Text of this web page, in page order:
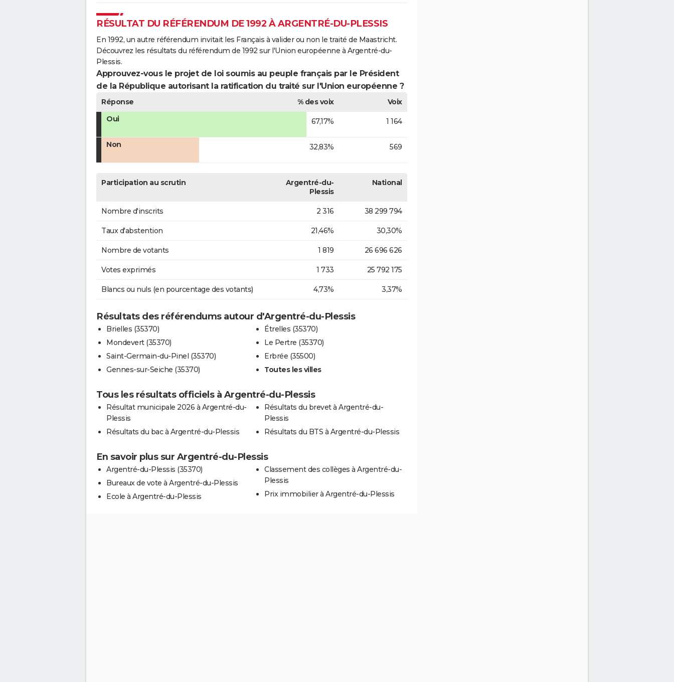
RÉSULTAT DU RÉFÉRENDUM DE 1992 À ARGENTRÉ-DU-PLESSIS
En 1992, un autre référendum invitait les Français à valider ou non le traité de Maastricht.
Découvrez les résultats du référendum de 1992 sur l'Union européenne à Argentré-du-
Plessis.
Approuvez-vous le projet de loi soumis au peuple français par le Président
de la République autorisant la ratification du traité sur l'Union européenne ?
Réponse % des voix
Voix
Oui
67,17% 1 164
Non 32,83% 569
Participation au scrutin
Argentré-du-
Plessis
National
Nombre d'inscrits 2 316 38 299 794
Taux d'abstention 21,46% 30,30%
Nombre de votants 1 819 26 696 626
Votes exprimés 1 733 25 792 175
Blancs ou nuls (en pourcentage des votants) 4,73% 3,37%
Résultats des référendums autour d'Argentré-du-Plessis
Brielles (35370)
Mondevert (35370)
Saint-Germain-du-Pinel (35370)
Gennes-sur-Seiche (35370)
Étrelles (35370)
Le Pertre (35370)
Erbrée (35500)
Toutes les villes
Tous les résultats officiels à Argentré-du-Plessis
Résultat municipale 2026 à Argentré-du-
Plessis
Résultats du bac à Argentré-du-Plessis
Résultats du brevet à Argentré-du-
Plessis
Résultats du BTS à Argentré-du-Plessis
En savoir plus sur Argentré-du-Plessis
Argentré-du-Plessis (35370)
Bureaux de vote à Argentré-du-Plessis
Ecole à Argentré-du-Plessis
Classement des collèges à Argentré-du-
Plessis
Prix immobilier à Argentré-du-Plessis